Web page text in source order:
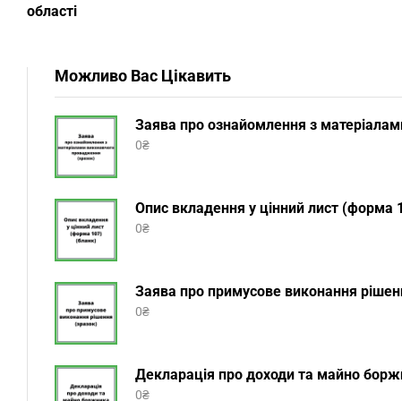
області
Можливо Вас Цікавить
Заява про ознайомлення з
0₴
Опис вкладення у цінний лист (форма
0₴
Заява про примусове виконання
0₴
Декларація про доходи та майно
0₴